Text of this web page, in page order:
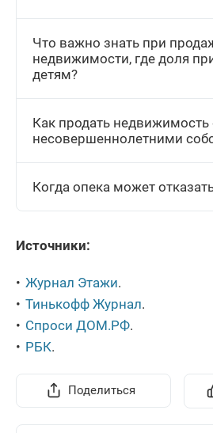
Что важно знать при
недвижимости, где доля
детям?
Как продать недвижимость
несовершеннолетними
Когда опека может
Источники:
Журнал Этажи.
Тинькофф Журнал.
Спроси ДОМ.РФ.
РБК.
Поделиться